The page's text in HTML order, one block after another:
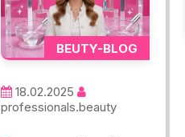
BEUTY-BLOG
18.02.2025
professionals.beauty